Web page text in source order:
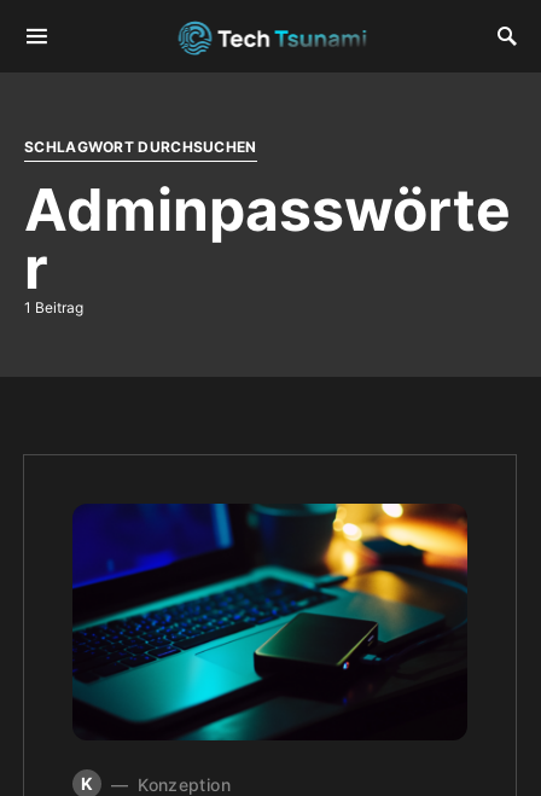
SCHLAGWORT DURCHSUCHEN
Adminpasswörte
r
1 Beitrag
K Konzeption